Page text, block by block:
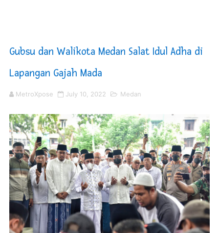
DPRD Madina Setujui Ranperda Pertanggungjawaban
Kurve Kecamatan Medan Tembung Antisipasi Banjir
Optimalkan Efisiensi Anggaran, Bupati Taput JTP
Gubsu dan Walikota Medan Salat Idul Adha di
Lapangan Gajah Mada
MetroXpose July 10, 2022 Medan